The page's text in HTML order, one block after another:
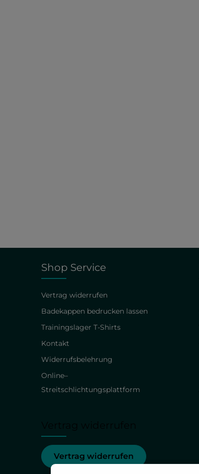
Vertrag widerrufen
Shop Service
Vertrag widerrufen
Badekappen bedrucken lassen
Trainingslager T-Shirts
Kontakt
Widerrufsbelehrung
Online–
Streitschlichtungsplattform